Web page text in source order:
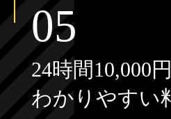
05
24時間10,000
わかりやすい